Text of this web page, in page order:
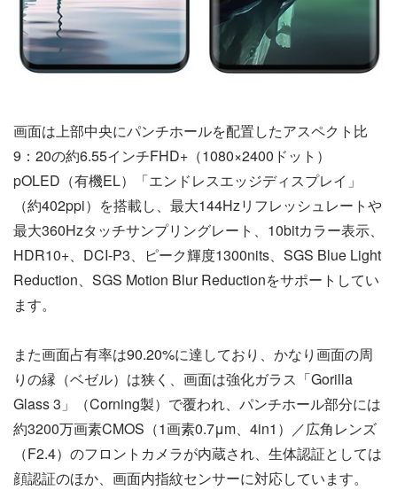
画面は上部中央にパンチホールを配置したアスペクト比
9：20の約6.55インチFHD+（1080×2400ドット）
pOLED（有機EL）「エンドレスエッジディスプレイ」
（約402ppi）を搭載し、最大144Hzリフレッシュレートや
最大360Hzタッチサンプリングレート、10bitカラー表示、
HDR10+、DCI-P3、ピーク輝度1300nits、SGS Blue Light
Reduction、SGS Motion Blur Reductionをサポートしてい
ます。
また画面占有率は90.20%に達しており、かなり画面の周
りの縁（ベゼル）は狭く、画面は強化ガラス「Gorilla
Glass 3」（Corning製）で覆われ、パンチホール部分には
約3200万画素CMOS（1画素0.7μm、4in1）／広角レンズ
（F2.4）のフロントカメラが内蔵され、生体認証としては
顔認証のほか、画面内指紋センサーに対応しています。